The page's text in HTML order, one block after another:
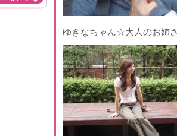
ゆきなちゃん☆大人のお姉